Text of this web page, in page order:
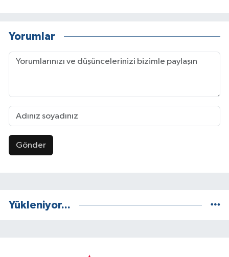
Yorumlar
Gönder
Yükleniyor...